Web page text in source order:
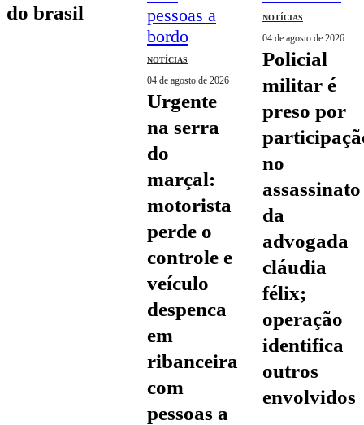
do brasil
NOTÍCIAS
04 de agosto de 2026
urgente
na serra
do
marçal:
motorista
perde o
controle e
veículo
despenca
em
ribanceira
com
pessoas a
NOTÍCIAS
04 de agosto de 2026
policial
militar é
preso por
no
assassinato
da
advogada
cláudia
félix;
operação
identifica
outros
envolvidos